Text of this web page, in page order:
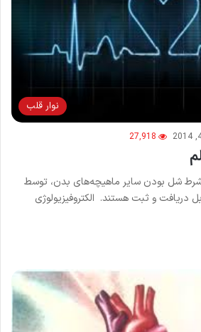
نوار قلب
27,918
شرط شل بودن سایر ماهیچه‌های بدن، توسط
دریافت و ثبت هستند. الکتروفیزیولوژی